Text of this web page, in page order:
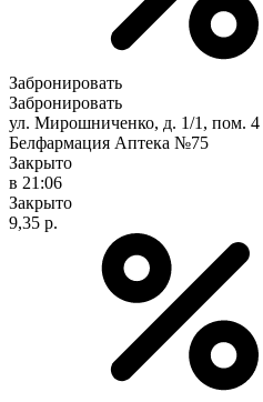
Забронировать
Забронировать
ул. Мирошниченко, д. 1/1, пом. 4
Белфармация Аптека №75
Закрыто
в 21:06
Закрыто
9,35 р.